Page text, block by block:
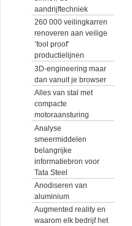
aandrijftechniek
260 000 veilingkarren
renoveren aan veilige
‘fool proof’
productielijnen
3D-engineering maar
dan vanuit je browser
Alles van stal met
compacte
motoraansturing
Analyse
smeermiddelen
belangrijke
informatiebron voor
Tata Steel
Anodiseren van
aluminium
Augmented reality en
waarom elk bedrijf het